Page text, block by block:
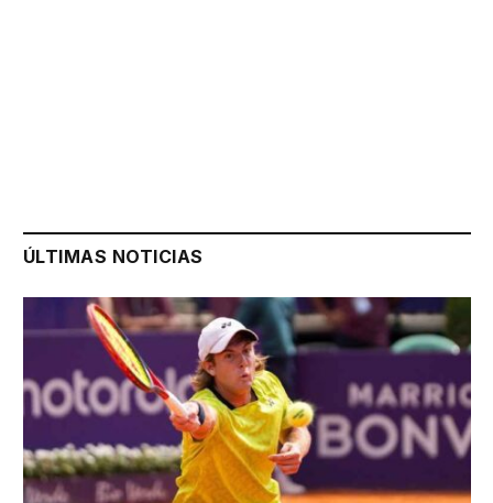
ÚLTIMAS NOTICIAS